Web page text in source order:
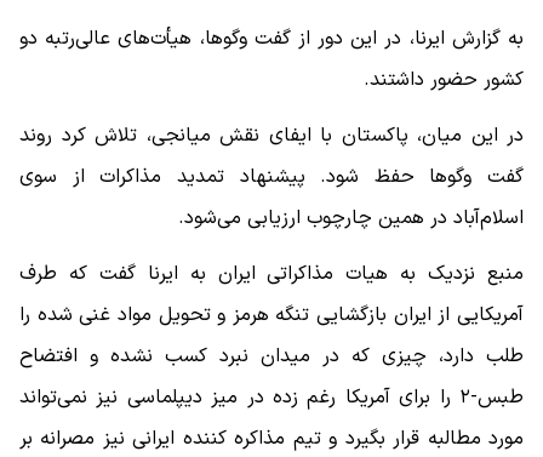
به گزارش ایرنا، در این دور از گفت‌ وگوها، هیأت‌های عالی‌رتبه دو
کشور حضور داشتند.
در این میان، پاکستان با ایفای نقش میانجی، تلاش کرد روند
گفت‌ وگوها حفظ شود. پیشنهاد تمدید مذاکرات از سوی
اسلام‌آباد در همین چارچوب ارزیابی می‌شود.
منبع نزدیک به هیات مذاکراتی ایران به ایرنا گفت که طرف
آمریکایی از ایران بازگشایی تنگه هرمز و تحویل مواد غنی‌ شده را
طلب دارد، چیزی که در میدان نبرد کسب نشده و افتضاح
طبس-۲ را برای آمریکا رغم زده در میز دیپلماسی نیز نمی‌تواند
مورد مطالبه قرار بگیرد و تیم مذاکره کننده ایرانی نیز مصرانه بر